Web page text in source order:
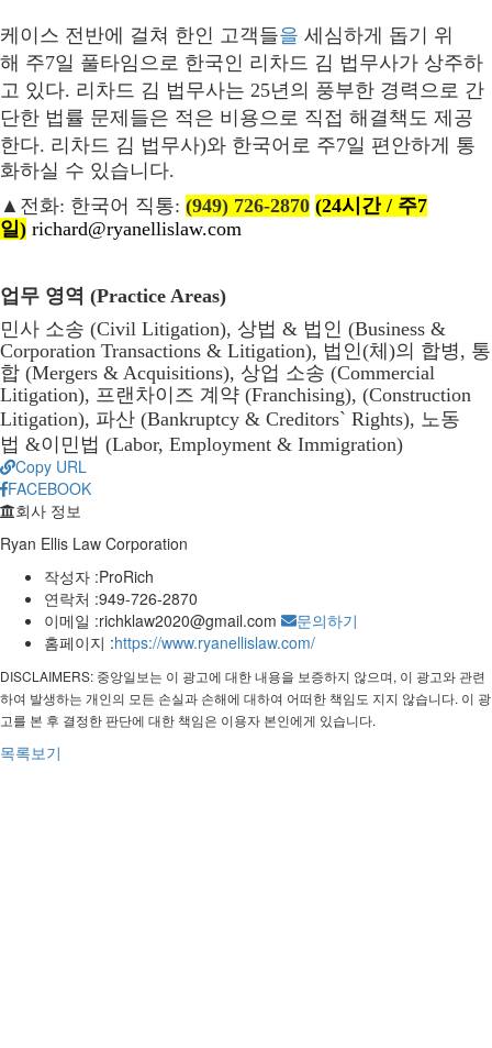
케이스 전반에 걸쳐 한인 고객들을 세심하게 돕기
위
해 주7일 풀타임으로 한국인 리차드 김 법무사가 상주하
고 있다. 리차드 김 법무사는 25년의 풍부한 경력으로 간
단한 법률 문제들은 적은 비용으로 직접 해결책도 제공
한다. 리차드 김 법무사)와 한국어로 주7일 편안하게
통
화하실 수 있습니다.
▲ 전화: 한국어 직통: (949) 726-2870 (24시간 / 주7
일) richard@ryanellislaw.com
업무 영역 (Practice Areas)
민사 소송 (Civil Litigation), 상법 & 법인 (Business &
Corporation Transactions & Litigation), 법인(체 )의 합병, 통
합 (Mergers & Acquisitions), 상업 소송 (Commercial
Litigation), 프랜차이즈 계약 (Franchising), (Construction
Litigation), 파산 (Bankruptcy & Creditors` Rights), 노동
법 &이민법 (Labor, Employment & Immigration)
Copy URL
FACEBOOK
회사 정보
Ryan Ellis Law Corporation
작성자 :ProRich
연락처 :949-726-2870
이메일 :richklaw2020@gmail.com
문의하기
홈페이지 :https://www.ryanellislaw.com/
DISCLAIMERS: 중앙일보는 이 광고에 대한 내용을 보증하지 않으며, 이 광고와 관련
하여 발생하는 개인의 모든 손실과 손해에 대하여 어떠한 책임도 지지 않습니다. 이 광
고를 본 후 결정한 판단에 대한 책임은 이용자 본인에게 있습니다.
목록보기